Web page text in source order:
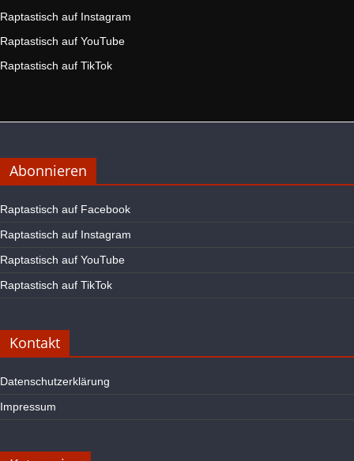
Raptastisch auf Instagram
Raptastisch auf YouTube
Raptastisch auf TikTok
Abonnieren
Raptastisch auf Facebook
Raptastisch auf Instagram
Raptastisch auf YouTube
Raptastisch auf TikTok
Kontakt
Datenschutzerklärung
Impressum